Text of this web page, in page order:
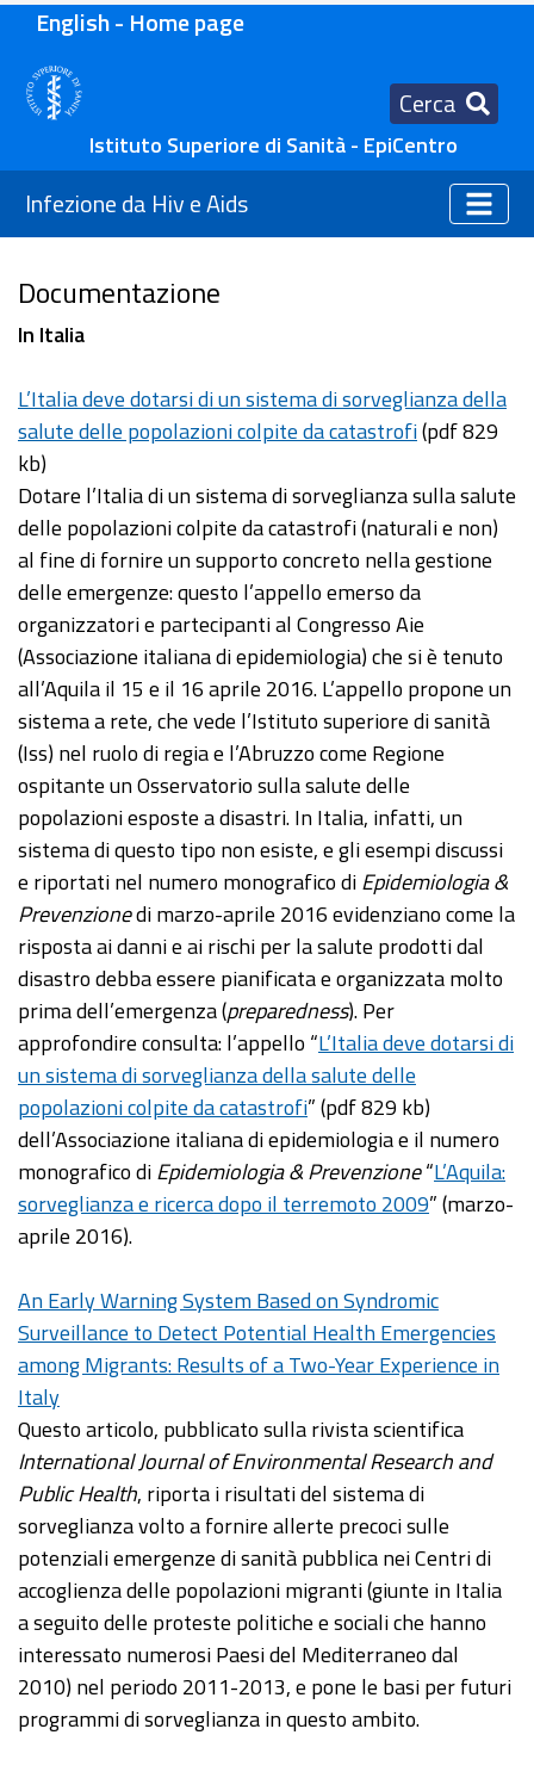
English - Home page
Cerca
Istituto Superiore di Sanità - EpiCentro
Infezione da Hiv e Aids
Documentazione
In Italia
L’Italia deve dotarsi di un sistema di sorveglianza della
salute delle popolazioni colpite da catastrofi(pdf 829
kb)
Dotare l’Italia di un sistema di sorveglianza sulla salute
delle popolazioni colpite da catastrofi (naturali e non)
al fine di fornire un supporto concreto nella gestione
delle emergenze: questo l’appello emerso da
organizzatori e partecipanti al Congresso Aie
(Associazione italiana di epidemiologia) che si è tenuto
all’Aquila il 15 e il 16 aprile 2016. L’appello propone un
sistema a rete, che vede l’Istituto superiore di sanità
(Iss) nel ruolo di regia e l’Abruzzo come Regione
ospitante un Osservatorio sulla salute delle
popolazioni esposte a disastri. In Italia, infatti, un
sistema di questo tipo non esiste, e gli esempi discussi
e riportati nel numero monografico diEpidemiologia &
Prevenzionedi marzo-aprile 2016 evidenziano come la
risposta ai danni e ai rischi per la salute prodotti dal
disastro debba essere pianificata e organizzata molto
prima dell’emergenza (preparedness). Per
approfondire consulta: l’appello “L’Italia deve dotarsi di
un sistema di sorveglianza della salute delle
popolazioni colpite da catastrofi” (pdf 829 kb)
dell’Associazione italiana di epidemiologia e il numero
monografico diEpidemiologia & Prevenzione“L’Aquila:
sorveglianza e ricerca dopo il terremoto 2009” (marzo-
aprile 2016).
An Early Warning System Based on Syndromic
Surveillance to Detect Potential Health Emergencies
among Migrants: Results of a Two-Year Experience in
Italy
Questo articolo, pubblicato sulla rivista scientifica
International Journal of Environmental Research and
Public Health, riporta i risultati del sistema di
sorveglianza volto a fornire allerte precoci sulle
potenziali emergenze di sanità pubblica nei Centri di
accoglienza delle popolazioni migranti (giunte in Italia
a seguito delle proteste politiche e sociali che hanno
interessato numerosi Paesi del Mediterraneo dal
2010) nel periodo 2011-2013, e pone le basi per futuri
programmi di sorveglianza in questo ambito.